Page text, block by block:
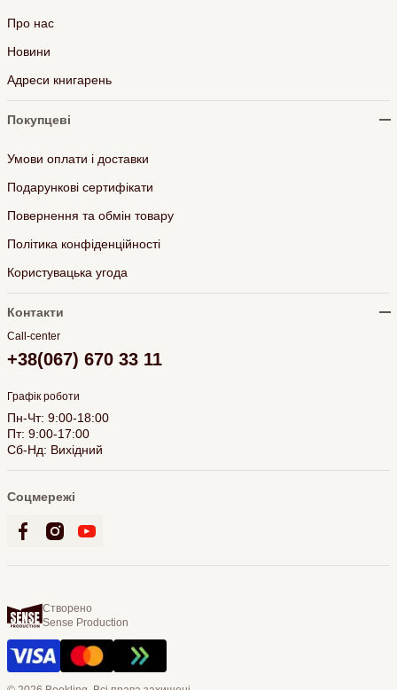
Про нас
Новини
Адреси книгарень
Покупцеві
Умови оплати і доставки
Подарункові сертифікати
Повернення та обмін товару
Політика конфіденційності
Користувацька угода
Контакти
Call-center
+38(067) 670 33 11
Графік роботи
Пн-Чт: 9:00-18:00
Пт: 9:00-17:00
Сб-Нд: Вихідний
Соцмережі
Створено
Sense Production